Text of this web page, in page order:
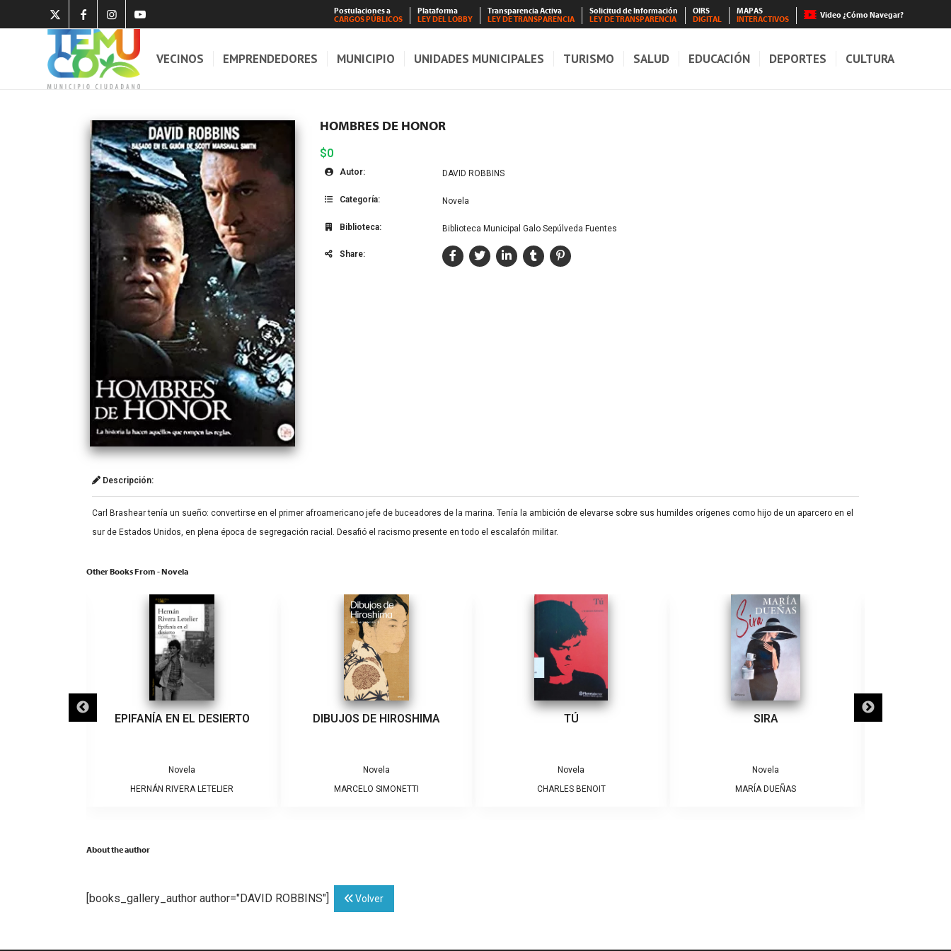
Postulaciones a
CARGOS PÚBLICOS
Plataforma
LEY DEL LOBBY
Transparencia Activa
LEY DE TRANSPARENCIA
Solicitud de Información
LEY DE TRANSPARENCIA
OIRS
DIGITAL
MAPAS
INTERACTIVOS
Video ¿Cómo Navegar?
VECINOS EMPRENDEDORES MUNICIPIO UNIDADES MUNICIPALES TURISMO SALUD EDUCACIÓN DEPORTES CULTURA
HOMBRES DE HONOR
$0
Autor: DAVID ROBBINS
Categoría: Novela
Biblioteca: Biblioteca Municipal Galo Sepúlveda Fuentes
Share:
Descripción:
Carl Brashear tenía un sueño: convertirse en el primer afroamericano jefe de buceadores de la marina. Tenía la ambición de elevarse sobre sus humildes orígenes como hijo de un aparcero en el
sur de Estados Unidos, en plena época de segregación racial. Desafió el racismo presente en todo el escalafón militar.
Other Books From - Novela
EPIFANÍA EN EL DESIERTO
Novela
HERNÁN RIVERA LETELIER
DIBUJOS DE HIROSHIMA
Novela
MARCELO SIMONETTI
TÚ
Novela
CHARLES BENOIT
SIRA
Novela
MARÍA DUEÑAS
About the author
[books_gallery_author author="DAVID ROBBINS"] Volver